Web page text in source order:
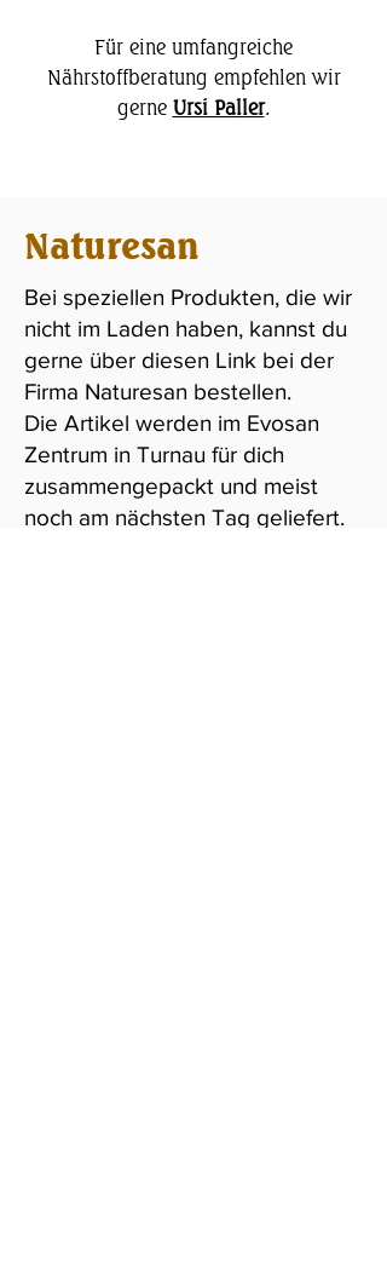
Für eine umfangreiche
Nährstoffberatung empfehlen wir
gerne Ursi Paller.
Naturesan
Bei speziellen Produkten, die wir
nicht im Laden haben, kannst du
gerne über diesen Link bei der
Firma Naturesan bestellen.
Die Artikel werden im Evosan
Zentrum in Turnau für dich
zusammengepackt und meist
noch am nächsten Tag geliefert.